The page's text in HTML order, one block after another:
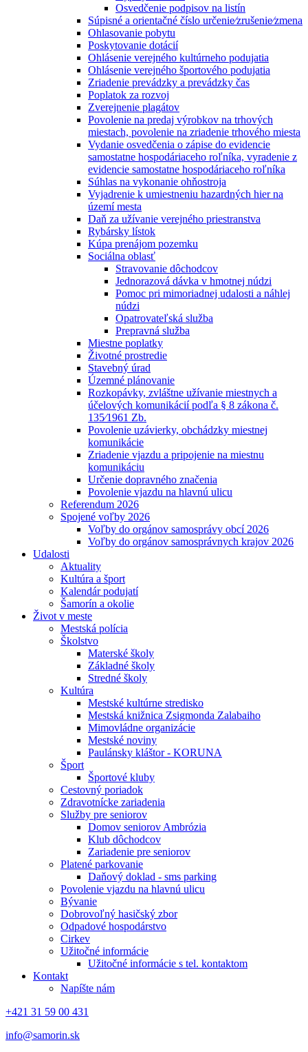
Osvedčenie podpisov na listín
Súpisné a orientačné číslo určenie⁄zrušenie⁄zmena
Ohlasovanie pobytu
Poskytovanie dotácií
Ohlásenie verejného kultúrneho podujatia
Ohlásenie verejného športového podujatia
Zriadenie prevádzky a prevádzky čas
Poplatok za rozvoj
Zverejnenie plagátov
Povolenie na predaj výrobkov na trhových
miestach, povolenie na zriadenie trhového miesta
Vydanie osvedčenia o zápise do evidencie
samostatne hospodáriaceho roľníka, vyradenie z
evidencie samostatne hospodáriaceho roľníka
Súhlas na vykonanie ohňostroja
Vyjadrenie k umiestneniu hazardných hier na
území mesta
Daň za užívanie verejného priestranstva
Rybársky lístok
Kúpa prenájom pozemku
Sociálna oblasť
Stravovanie dôchodcov
Jednorazová dávka v hmotnej núdzi
Pomoc pri mimoriadnej udalosti a náhlej
núdzi
Opatrovateľská služba
Prepravná služba
Miestne poplatky
Životné prostredie
Stavebný úrad
Územné plánovanie
Rozkopávky, zvláštne užívanie miestnych a
účelových komunikácií podľa § 8 zákona č.
135⁄1961 Zb.
Povolenie uzávierky, obchádzky miestnej
komunikácie
Zriadenie vjazdu a pripojenie na miestnu
komunikáciu
Určenie dopravného značenia
Povolenie vjazdu na hlavnú ulicu
Referendum 2026
Spojené voľby 2026
Voľby do orgánov samosprávy obcí 2026
Voľby do orgánov samosprávnych krajov 2026
Udalosti
Aktuality
Kultúra a šport
Kalendár podujatí
Šamorín a okolie
Život v meste
Mestská polícia
Školstvo
Materské školy
Základné školy
Stredné školy
Kultúra
Mestské kultúrne stredisko
Mestská knižnica Zsigmonda Zalabaiho
Mimovládne organizácie
Mestské noviny
Paulánsky kláštor - KORUNA
Šport
Športové kluby
Cestovný poriadok
Zdravotnícke zariadenia
Služby pre seniorov
Domov seniorov Ambrózia
Klub dôchodcov
Zariadenie pre seniorov
Platené parkovanie
Daňový doklad - sms parking
Povolenie vjazdu na hlavnú ulicu
Bývanie
Dobrovoľný hasičský zbor
Odpadové hospodárstvo
Cirkev
Užitočné informácie
Užitočné informácie s tel. kontaktom
Kontakt
Napíšte nám
+421 31 59 00 431
info@samorin.sk